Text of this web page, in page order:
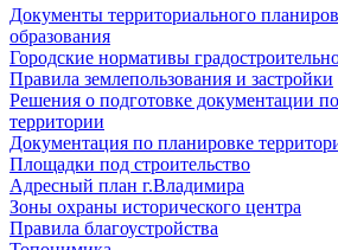
Документы территориального
образования
Городские нормативы
Правила землепользования и застройки
Решения о подготовке документации
территории
Документация по планировке
Площадки под строительство
Адресный план г.Владимира
Зоны охраны исторического центра
Правила благоустройства